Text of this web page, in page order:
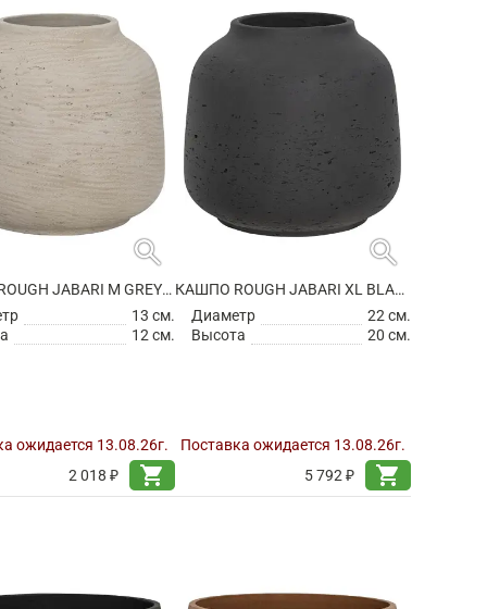
search
КАШПО ROUGH JABARI M GREY WASHED
13 см.
12 см.
ожидается 13.08.26г.
2 018 ₽
shopping_cart
search
КАШПО ROUGH JABARI XL BLACK WASHED
Диаметр
22 см.
Высота
20 см.
Поставка ожидается 13.08.26г.
5 792 ₽
shopping_cart